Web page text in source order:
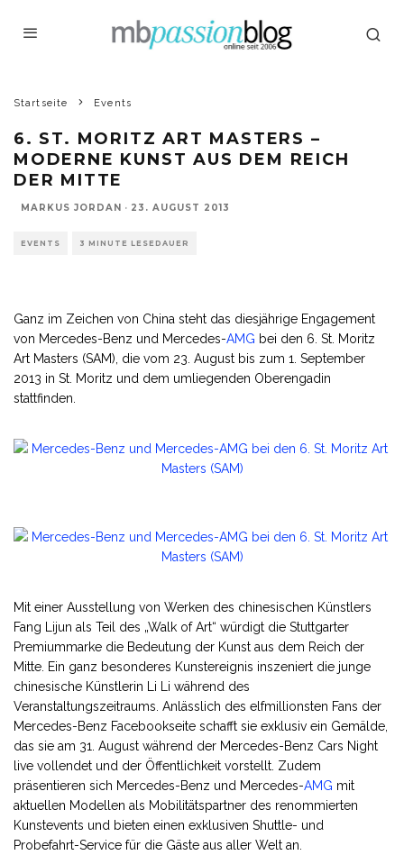
Startseite Events
6. ST. MORITZ ART MASTERS –
MODERNE KUNST AUS DEM REICH
DER MITTE
MARKUS JORDAN · 23. AUGUST 2013
EVENTS 3 MINUTE LESEDAUER
Ganz im Zeichen von China steht das diesjährige Engagement
von Mercedes-Benz und Mercedes-AMG bei den 6. St. Moritz
Art Masters (SAM), die vom 23. August bis zum 1. September
2013 in St. Moritz und dem umliegenden Oberengadin
stattfinden.
Mit einer Ausstellung von Werken des chinesischen Künstlers
Fang Lijun als Teil des „Walk of Art“ würdigt die Stuttgarter
Premiummarke die Bedeutung der Kunst aus dem Reich der
Mitte. Ein ganz besonderes Kunstereignis inszeniert die junge
chinesische Künstlerin Li Li während des
Veranstaltungszeitraums. Anlässlich des elfmillionsten Fans der
Mercedes-Benz Facebookseite schafft sie exklusiv ein Gemälde,
das sie am 31. August während der Mercedes-Benz Cars Night
live vollendet und der Öffentlichkeit vorstellt. Zudem
präsentieren sich Mercedes-Benz und Mercedes-AMG mit
aktuellen Modellen als Mobilitätspartner des renommierten
Kunstevents und bieten einen exklusiven Shuttle- und
Probefahrt-Service für die Gäste aus aller Welt an.